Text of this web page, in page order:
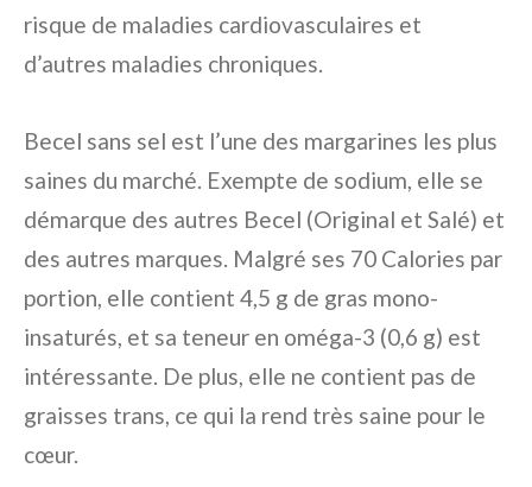
risque de maladies cardiovasculaires et
d’autres maladies chroniques.
Becel sans sel est l’une des margarines les plus
saines du marché. Exempte de sodium, elle se
démarque des autres Becel (Original et Salé) et
des autres marques. Malgré ses 70 Calories par
portion, elle contient 4,5 g de gras mono-
insaturés, et sa teneur en oméga-3 (0,6 g) est
intéressante. De plus, elle ne contient pas de
graisses trans, ce qui la rend très saine pour le
cœur.